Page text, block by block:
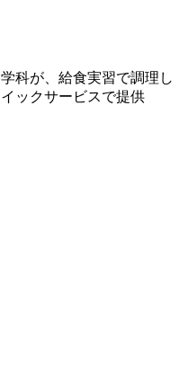
科が、給食実習で調理し
ックサービスで提供